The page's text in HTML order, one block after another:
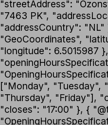
"streetAddress":
"7463 PK",
"addressCountry":
"GeoCoordinates",
"longitude": 6.5015987 },
["Monday", "Tuesday",
"Thursday", "Friday"],
"closes": "17:00" }, {